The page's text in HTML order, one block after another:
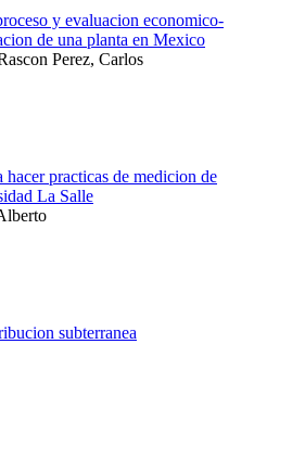
y evaluacion economico-
de una planta en Mexico
Perez, Carlos
practicas de medicion de
La Salle
subterranea